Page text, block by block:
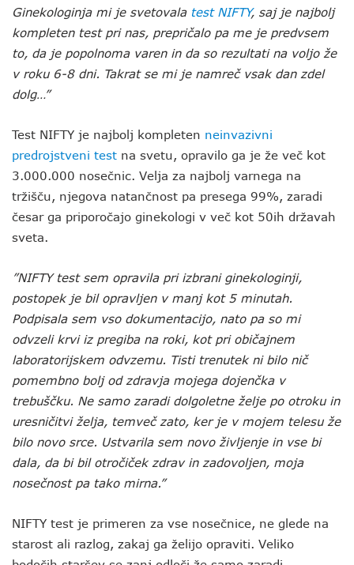
Ginekologinja mi je svetovala test NIFTY, saj je najbolj
kompleten test pri nas, prepričalo pa me je predvsem
to, da je popolnoma varen in da so rezultati na voljo že
v roku 6-8 dni. Takrat se mi je namreč vsak dan zdel
dolg…”
Test NIFTY je najbolj kompleten neinvazivni
predrojstveni test na svetu, opravilo ga je že več kot
3.000.000 nosečnic. Velja za najbolj varnega na
tržišču, njegova natančnost pa presega 99%, zaradi
česar ga priporočajo ginekologi v več kot 50ih državah
sveta.
”NIFTY test sem opravila pri izbrani ginekologinji,
postopek je bil opravljen v manj kot 5 minutah.
Podpisala sem vso dokumentacijo, nato pa so mi
odvzeli krvi iz pregiba na roki, kot pri običajnem
laboratorijskem odvzemu. Tisti trenutek ni bilo nič
pomembno bolj od zdravja mojega dojenčka v
trebuščku. Ne samo zaradi dolgoletne želje po otroku in
uresničitvi želja, temveč zato, ker je v mojem telesu že
bilo novo srce. Ustvarila sem novo življenje in vse bi
dala, da bi bil otročiček zdrav in zadovoljen, moja
nosečnost pa tako mirna.”
NIFTY test je primeren za vse nosečnice, ne glede na
starost ali razlog, zakaj ga želijo opraviti. Veliko